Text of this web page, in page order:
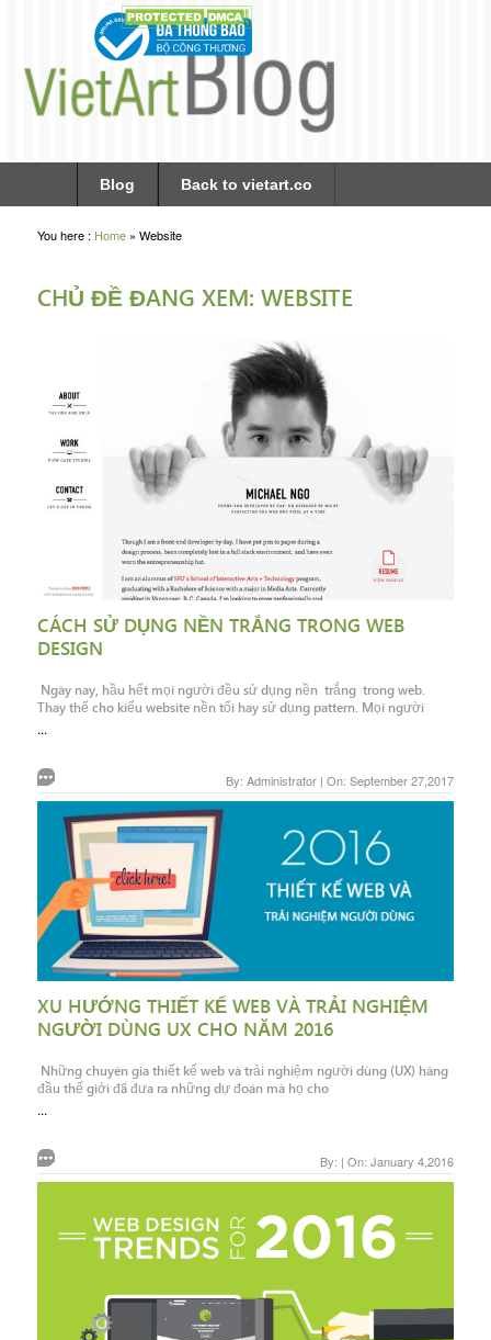
Blog Back to vietart.co
You here : Home » Website
CHỦ ĐỀ ĐANG XEM: WEBSITE
CÁCH SỬ DỤNG NỀN TRẮNG TRONG WEB
DESIGN
Ngày nay, hầu hết mọi người đều sử dụng nền trắng trong web.
Thay thế cho kiểu website nền tối hay sử dụng pattern. Mọi người
...
By: Administrator | On: September 27,2017
XU HƯỚNG THIẾT KẾ WEB VÀ TRẢI NGHIỆM
NGƯỜI DÙNG UX CHO NĂM 2016
Những chuyên gia thiết kế web và trải nghiệm người dùng (UX) hàng
đầu thế giới đã đưa ra những dự đoán mà họ cho
...
By: | On: January 4,2016